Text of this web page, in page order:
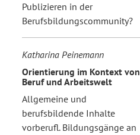
Publizieren in der
Berufsbildungscommunity?
Katharina Peinemann
Orientierung im Kontext von
Beruf und Arbeitswelt
Allgemeine und
berufsbildende Inhalte
vorberufl. Bildungsgänge an